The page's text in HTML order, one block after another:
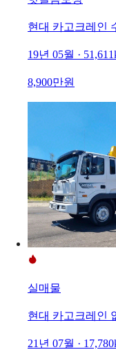
현대 카고크레인
19년 05월 ·
8,900만원
실매물
현대 카고크레인
21년 07월 ·